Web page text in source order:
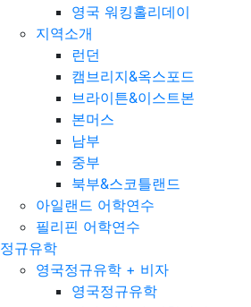
영국 워킹홀리데이
지역소개
런던
캠브리지&옥스포드
브라이튼&이스트본
본머스
남부
중부
북부&스코틀랜드
아일랜드 어학연수
필리핀 어학연수
정규유학
영국정규유학 + 비자
영국정규유학